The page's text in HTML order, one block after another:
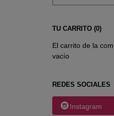
TU CARRITO (0)
El carrito de la
vacío
REDES SOCIALES
Instagram